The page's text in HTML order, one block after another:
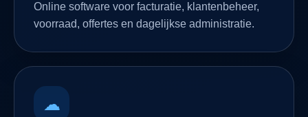
Online software voor facturatie, klantenbeheer,
voorraad, offertes en dagelijkse administratie.
☁